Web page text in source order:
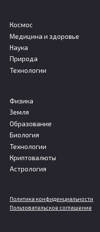
Космос
Медицина и здоровье
Наука
Природа
Технологии
Физика
Земля
Образование
Биология
Технологии
Криптовалюты
Астрология
Политика конфиденциальности
Пользовательское соглашение